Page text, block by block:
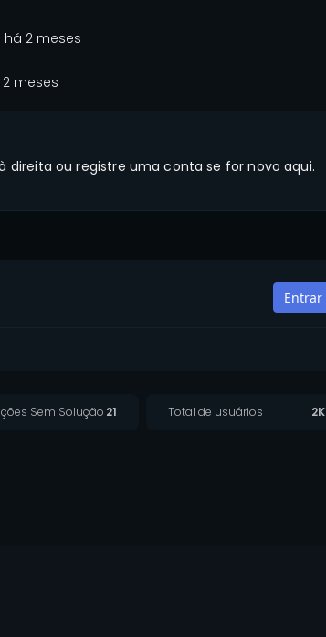
há 2 meses
meses
direita ou registre uma conta se for novo aqui.
Sem Solução 21 Total de usuários 2K